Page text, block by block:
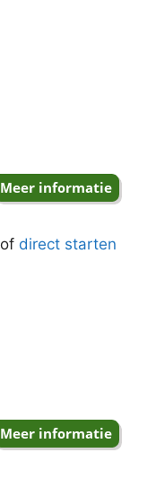
of direct starten